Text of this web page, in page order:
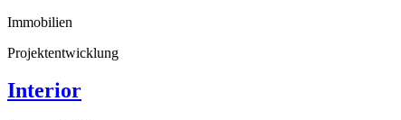
Immobilien
Projektentwicklung
Interior